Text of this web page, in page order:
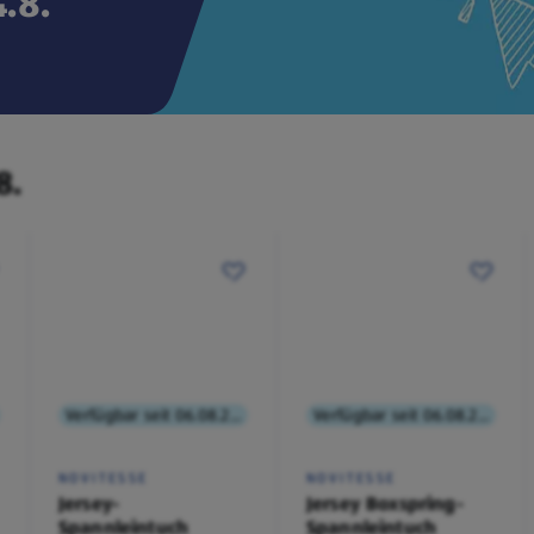
NOVITESSE
Jersey-
Spannleintuch
NOVITESSE
Jersey Boxspring-
Spannleintuch